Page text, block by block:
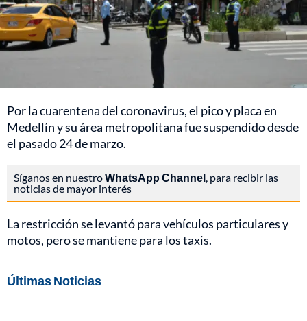
Por la cuarentena del coronavirus, el pico y placa en
Medellín y su área metropolitana fue suspendido desde
el pasado 24 de marzo.
Síganos en nuestroWhatsApp Channel, para recibir las
noticias de mayor interés
La restricción se levantó para vehículos particulares y
motos, pero se mantiene para los taxis.
Últimas Noticias